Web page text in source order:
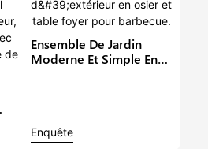
Ensemble De Jardin
Moderne Et Simple En
Enquête